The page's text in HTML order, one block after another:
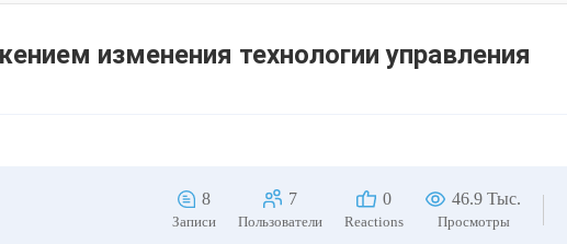
изменения технологии управления
8
Записи
7
Пользователи
0
Reactions
46.9 Тыс.
Просмотры